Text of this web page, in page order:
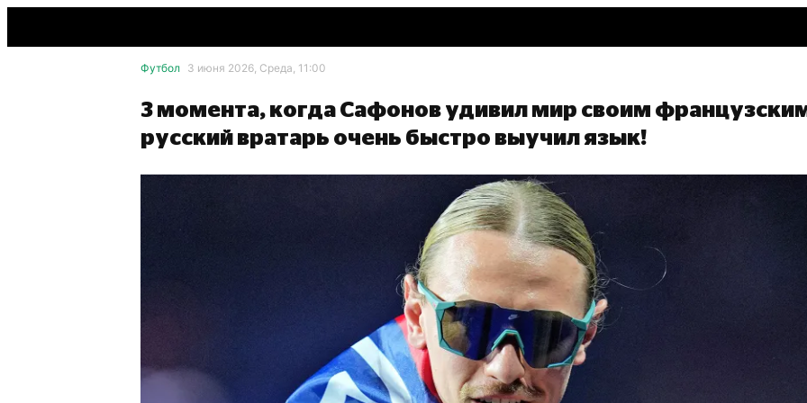
Футбол 3 июня 2026, Среда, 11:00
3 момента, когда Сафонов удивил мир своим
русский вратарь очень быстро выучил язык!